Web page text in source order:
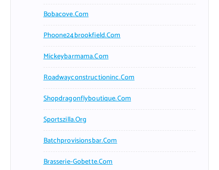
Bobacove.com
Phoone24brookfield.com
Mickeybarmama.com
Roadwayconstructioninc.com
Shopdragonflyboutique.com
Sportszilla.org
Batchprovisionsbar.com
Brasserie-Gobette.com